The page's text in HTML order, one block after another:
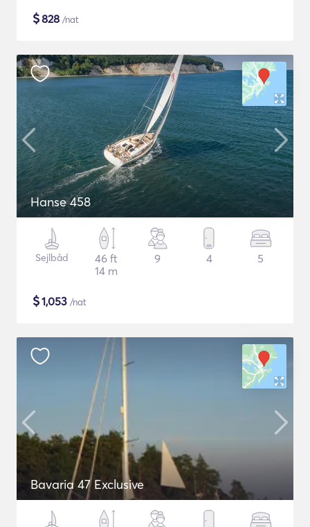
$828 /nat
Hanse 458
Sejlbåd
46 ft
14 m
9 4 5
$1,053 /nat
Bavaria 47 Exclusive